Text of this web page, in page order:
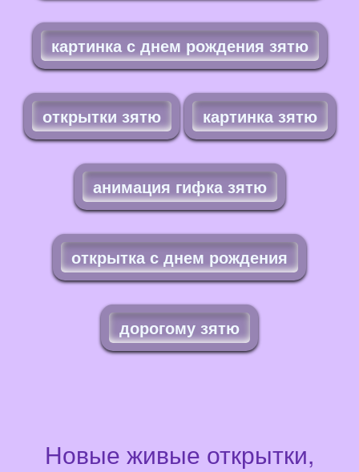
картинка с днем рождения зятю
открытки зятю картинка зятю
анимация гифка зятю
открытка с днем рождения
дорогому зятю
Новые живые открытки,